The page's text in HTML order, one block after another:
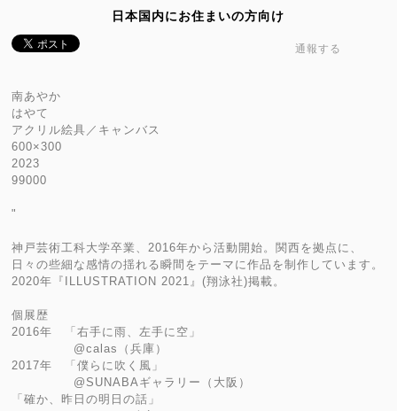
日本国内にお住まいの方向け
通報する
南あやか
はやて
アクリル絵具／キャンバス
600×300
2023
99000
"
神戸芸術工科大学卒業、2016年から活動開始。関西を拠点に、
日々の些細な感情の揺れる瞬間をテーマに作品を制作しています。
2020年『ILLUSTRATION 2021』(翔泳社)掲載。
個展歴
2016年 「右手に雨、左手に空」
@calas（兵庫）
2017年 「僕らに吹く風」
@SUNABAギャラリー（大阪）
「確か、昨日の明日の話」